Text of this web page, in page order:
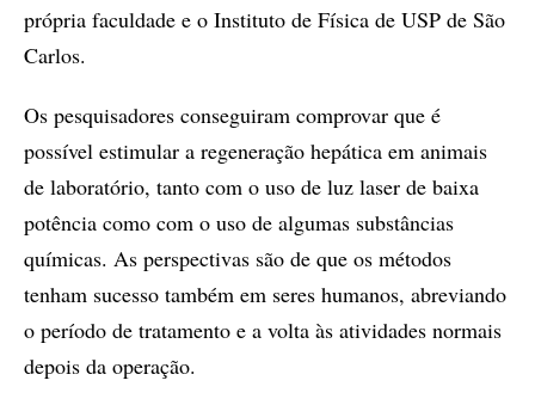
própria faculdade e o Instituto de Física de USP de São
Carlos.
Os pesquisadores conseguiram comprovar que é
possível estimular a regeneração hepática em animais
de laboratório, tanto com o uso de luz laser de baixa
potência como com o uso de algumas substâncias
químicas. As perspectivas são de que os métodos
tenham sucesso também em seres humanos, abreviando
o período de tratamento e a volta às atividades normais
depois da operação.